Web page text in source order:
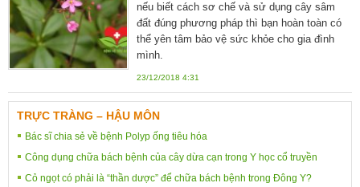
nếu biết cách sơ chế và sử dụng cây sâm
đất đúng phương pháp thì bạn hoàn toàn có
thể yên tâm bảo vệ sức khỏe cho gia đình
mình.
23/12/2018 4:31
TRỰC TRÀNG – HẬU MÔN
Bác sĩ chia sẻ về bệnh Polyp ống tiêu hóa
Công dụng chữa bách bệnh của cây dừa cạn trong Y học cổ truyền
Cỏ ngọt có phải là “thần dược” để chữa bách bệnh trong Đông Y?